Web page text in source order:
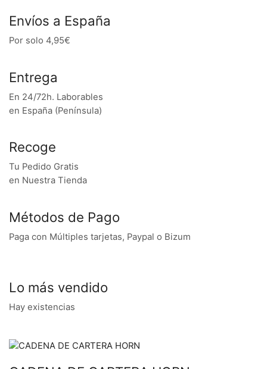
Envíos a España
Por solo 4,95€
Entrega
En 24/72h. Laborables
en España (Península)
Recoge
Tu Pedido Gratis
en Nuestra Tienda
Métodos de Pago
Paga con Múltiples tarjetas, Paypal o Bizum
Lo más vendido
Hay existencias